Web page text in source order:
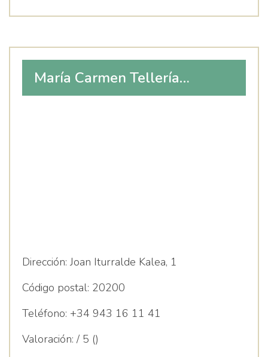
María Carmen Tellería
Dirección: Joan Iturralde Kalea, 1
Código postal: 20200
Teléfono: +34 943 16 11 41
Valoración: / 5 ()